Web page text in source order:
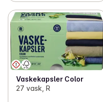
Vaskekapsler Color
27 vask, R